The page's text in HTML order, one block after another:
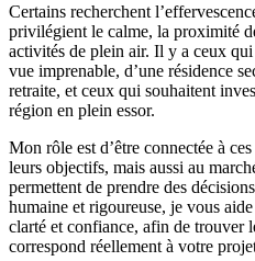
Certains recherchent
privilégient le calme, la proximité
activités de plein air. Il y a ceux qui
vue imprenable, d’une résidence
retraite, et ceux qui souhaitent
région en plein essor.
Mon rôle est d’être connectée à
leurs objectifs, mais aussi au
permettent de prendre des
humaine et rigoureuse, je vous
clarté et confiance, afin de trouver
correspond réellement à votre